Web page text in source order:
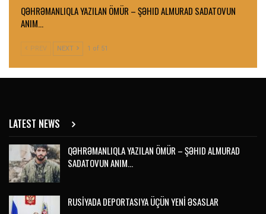
QƏHRƏMANLIQLA YAZILAN ÖMÜR – ŞƏHID ALMURAD SADATOVUN
ANIM…
PREV NEXT 1 of 51
LATEST NEWS
QƏHRƏMANLIQLA YAZILAN ÖMÜR – ŞƏHID ALMURAD
SADATOVUN ANIM…
RUSİYADA DEPORTASIYA ÜÇÜN YENİ ƏSASLAR